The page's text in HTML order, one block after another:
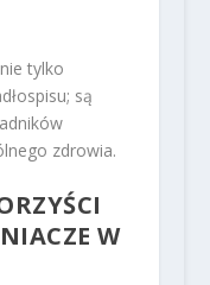
tylko
są
zdrowia.
W